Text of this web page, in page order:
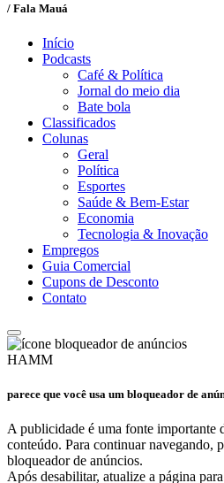
/ Fala Mauá
Início
Podcasts
Café & Política
Jornal do meio dia
Bate bola
Classificados
Colunas
Geral
Política
Esportes
Saúde & Bem-Estar
Economia
Tecnologia & Inovação
Empregos
Guia Comercial
Cupons de Desconto
Contato
HAMM
parece que você usa um bloqueador de
A publicidade é uma fonte importante
conteúdo. Para continuar navegando,
bloqueador de anúncios.
Após desabilitar, atualize a página